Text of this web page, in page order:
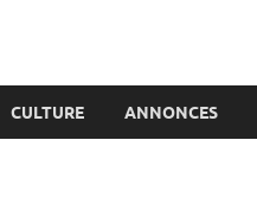
CULTURE ANNONCES